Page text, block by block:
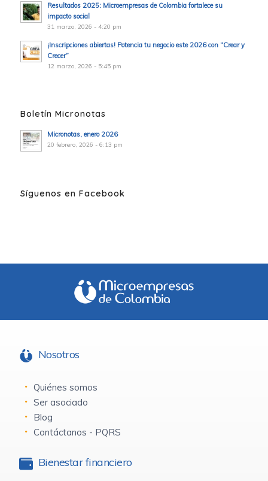
Resultados 2025: Microempresas de Colombia fortalece su
impacto social
31 marzo, 2026 - 4:20 pm
¡Inscripciones abiertas! Potencia tu negocio este 2026 con “Crear y
Crecer”
12 marzo, 2026 - 5:45 pm
Boletín Micronotas
Micronotas, enero 2026
20 febrero, 2026 - 6:13 pm
Síguenos en Facebook
Nosotros
Quiénes somos
Ser asociado
Blog
Contáctanos - PQRS
Bienestar financiero